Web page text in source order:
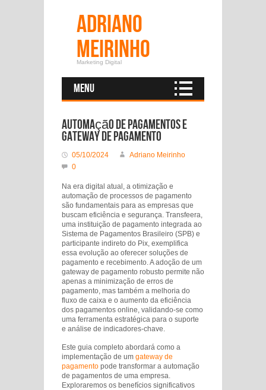
Adriano
Meirinho
Marketing Digital
Menu
Automação de Pagamentos e
Gateway de Pagamento
05/10/2024
Adriano Meirinho
0
Na era digital atual, a otimização e
automação de processos de pagamento
são fundamentais para as empresas que
buscam eficiência e segurança. Transfeera,
uma instituição de pagamento integrada ao
Sistema de Pagamentos Brasileiro (SPB) e
participante indireto do Pix, exemplifica
essa evolução ao oferecer soluções de
pagamento e recebimento. A adoção de um
gateway de pagamento robusto permite não
apenas a minimização de erros de
pagamento, mas também a melhoria do
fluxo de caixa e o aumento da eficiência
dos pagamentos online, validando-se como
uma ferramenta estratégica para o suporte
e análise de indicadores-chave.
Este guia completo abordará como a
implementação de um gateway de
pagamento pode transformar a automação
de pagamentos de uma empresa.
Exploraremos os benefícios significativos